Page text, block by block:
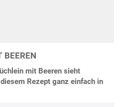
BEEREN
mit Beeren sieht
Rezept ganz einfach in